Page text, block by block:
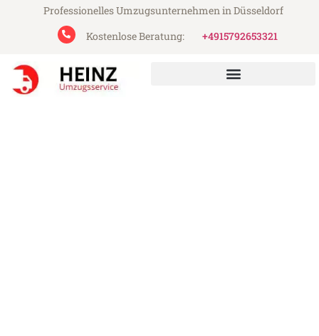
Professionelles Umzugsunternehmen in Düsseldorf
Kostenlose Beratung:
+4915792653321